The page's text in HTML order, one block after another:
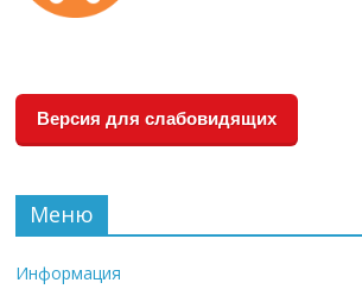
Версия для слабовидящих
Меню
Информация